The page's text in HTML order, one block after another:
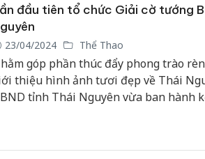
đầu tiên tổ chức Giải cờ tướng
23/04/2024 Thể Thao
góp phần thúc đẩy phong trào
thiệu hình ảnh tươi đẹp về Thái
tỉnh Thái Nguyên vừa ban hành